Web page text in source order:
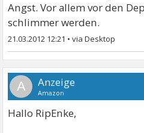
Angst. Vor allem vor den
schlimmer werden.
21.03.2012 12:21 •
A
Hallo RipEnke,